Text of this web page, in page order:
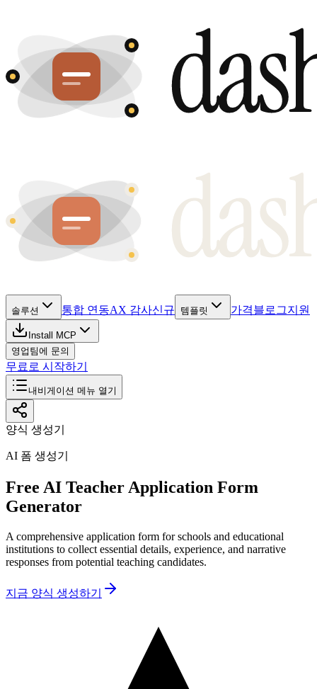
솔루션 통합 연동AX 감사신규 템플릿 가격블로그지원
Install MCP
영업팀에 문의
무료로 시작하기
내비게이션 메뉴 열기
양식 생성기
AI 폼 생성기
Free AI Teacher Application Form
Generator
A comprehensive application form for schools and educational
institutions to collect essential details, experience, and narrative
responses from potential teaching candidates.
지금 양식 생성하기